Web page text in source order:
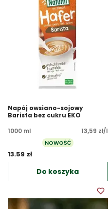
Napój owsiano-sojowy
Barista bez cukru EKO
1000 ml
13,59 zł/l
NOWOŚĆ
13.59 zł
Do koszyka